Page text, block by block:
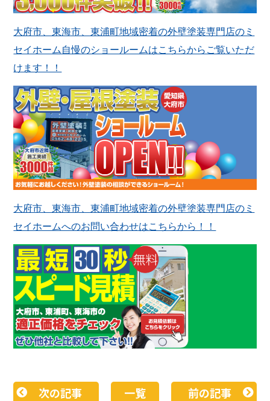
大府市、東海市、東浦町地域密着の外壁塗装専門店のミ
セイホーム自慢のショールームはこちらからご覧いただ
けます！！
大府市、東海市、東浦町地域密着の外壁塗装専門店のミ
セイホームへのお問い合わせはこちらから！！
次の記事 一覧 前の記事